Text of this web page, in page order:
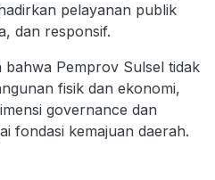
pelayanan publik
dan responsif.
Pemprov Sulsel tidak
fisik dan ekonomi,
governance dan
fondasi kemajuan daerah.